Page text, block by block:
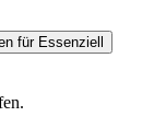
für Essenziell